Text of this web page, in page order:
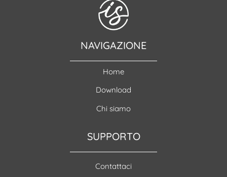
NAVIGAZIONE
Home
Download
Chi siamo
SUPPORTO
Contattaci